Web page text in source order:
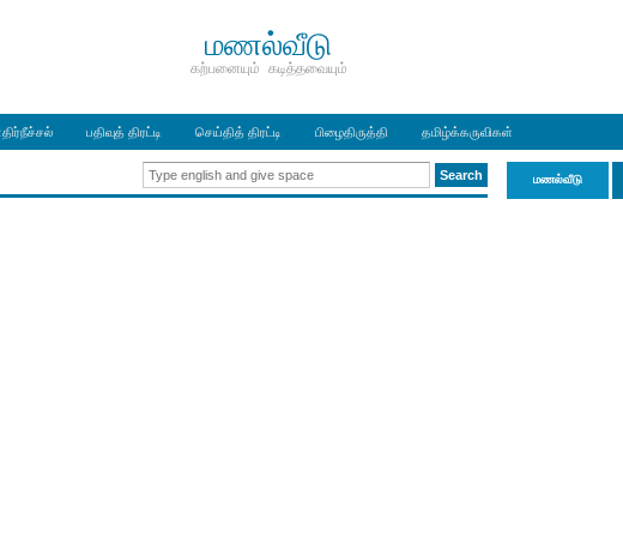
மணல்வீடு
கற்பனையும் கடித்தவையும்
பதிவுத் திரட்டி செய்தித் திரட்டி பிழைதிருத்தி தமிழ்க்கருவிகள்
மணல்வீடு